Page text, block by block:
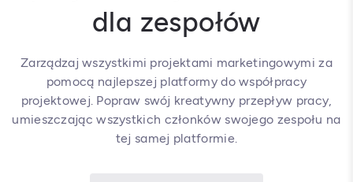
dla zespołów
Zarządzaj wszystkimi projektami marketingowymi za
pomocą najlepszej platformy do współpracy
projektowej. Popraw swój kreatywny przepływ pracy,
umieszczając wszystkich członków swojego zespołu na
tej samej platformie.